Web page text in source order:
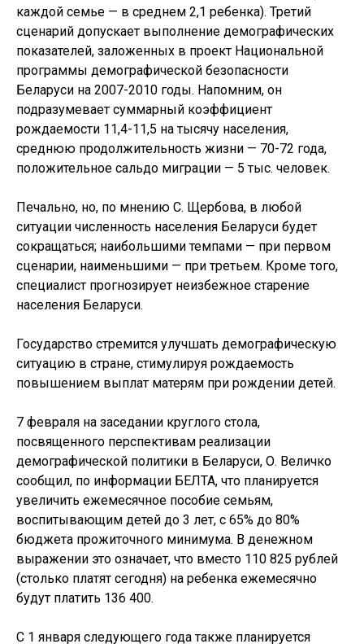
каждой семье — в среднем 2,1 ребенка). Третий
сценарий допускает выполнение демографических
показателей, заложенных в проект Национальной
программы демографической безопасности
Беларуси на 2007-2010 годы. Напомним, он
подразумевает суммарный коэффициент
рождаемости 11,4-11,5 на тысячу населения,
среднюю продолжительность жизни — 70-72 года,
положительное сальдо миграции — 5 тыс. человек.
Печально, но, по мнению С. Щербова, в любой
ситуации численность населения Беларуси будет
сокращаться; наибольшими темпами — при первом
сценарии, наименьшими — при третьем. Кроме того,
специалист прогнозирует неизбежное старение
населения Беларуси.
Государство стремится улучшать демографическую
ситуацию в стране, стимулируя рождаемость
повышением выплат матерям при рождении детей.
7 февраля на заседании круглого стола,
посвященного перспективам реализации
демографической политики в Беларуси, О. Величко
сообщил, по информации БЕЛТА, что планируется
увеличить ежемесячное пособие семьям,
воспитывающим детей до 3 лет, с 65% до 80%
бюджета прожиточного минимума. В денежном
выражении это означает, что вместо 110 825 рублей
(столько платят сегодня) на ребенка ежемесячно
будут платить 136 400.
С 1 января следующего года также планируется